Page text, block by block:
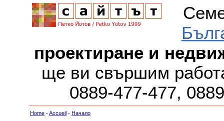
проектиране и
ще ви свършим
0889-477-477,
Home -Accueil - Начало